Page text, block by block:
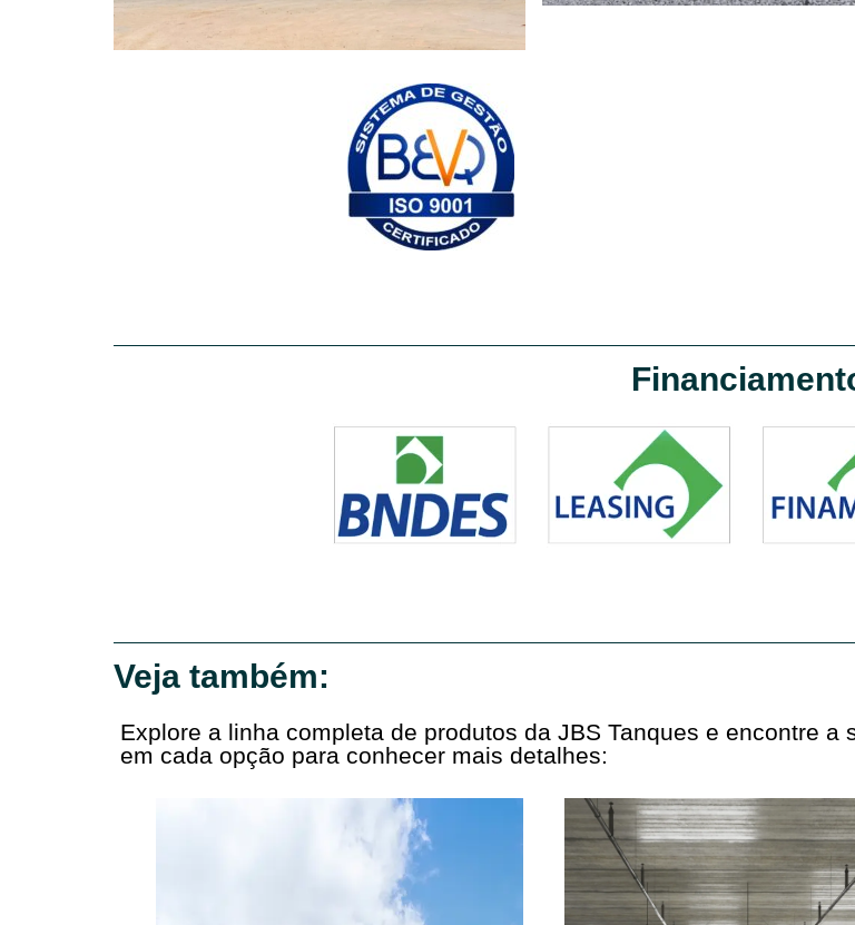
Veja também:
Explore a linha completa de produtos da JBS Tanques e encontre
em cada opção para conhecer mais detalhes: